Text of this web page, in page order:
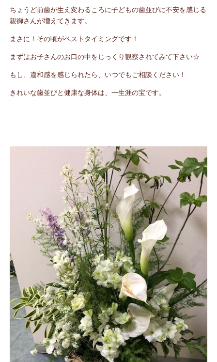
ちょうど前歯が生え変わるころに子どもの歯並びに不安を感じる
親御さんが増えてきます。
まさに！その頃がベストタイミングです！
まずはお子さんのお口の中をじっくり観察されてみて下さい☆
もし、違和感を感じられたら、いつでもご相談ください！
きれいな歯並びと健康な身体は、一生涯の宝です。